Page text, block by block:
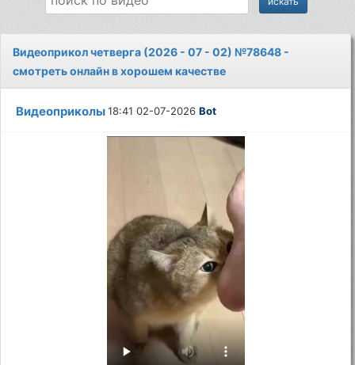
Видеоприкол четверга (2026 - 07 - 02) №78648 -
смотреть онлайн в хорошем качестве
Видеоприколы18:41 02-07-2026Bot